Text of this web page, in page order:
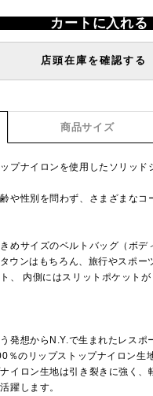
カートに入れる
店頭在庫を確認する
商品サイズ
プナイロンを使用したソリッド
や性別を問わず、さまざまなコ
めサイズのベルトバッグ（ボ
ウンはもちろん、旅行やスポー
、 内側にはスリットポケット
発想からN.Y.で生まれたレスポ
％のリップストップナイロン生
イロン生地は引き裂きに強く
躍します。